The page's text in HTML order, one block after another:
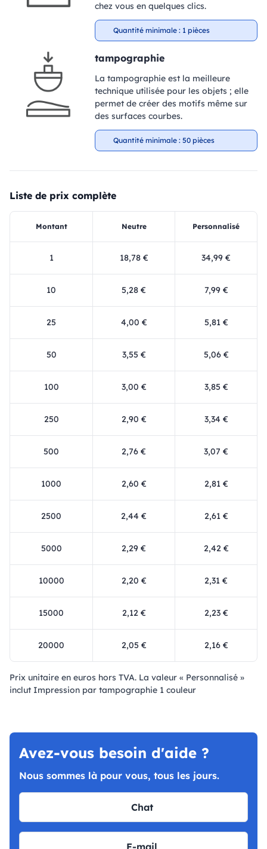
chez vous en quelques clics.
Quantité minimale : 1 pièces
tampographie
La tampographie est la meilleure
technique utilisée pour les objets ; elle
permet de créer des motifs même sur
des surfaces courbes.
Quantité minimale : 50 pièces
Liste de prix complète
Montant Neutre Personnalisé
1 18,78 € 34,99 €
10 5,28 € 7,99 €
25 4,00 € 5,81 €
50 3,55 € 5,06 €
100 3,00 € 3,85 €
250 2,90 € 3,34 €
500 2,76 € 3,07 €
1000 2,60 € 2,81 €
2500 2,44 € 2,61 €
5000 2,29 € 2,42 €
10000 2,20 € 2,31 €
15000 2,12 € 2,23 €
20000 2,05 € 2,16 €
Prix ​​unitaire en euros hors TVA. La valeur « Personnalisé »
inclut Impression par tampographie 1 couleur
Avez-vous besoin d'aide ?
Nous sommes là pour vous, tous les jours.
Chat
E-mail